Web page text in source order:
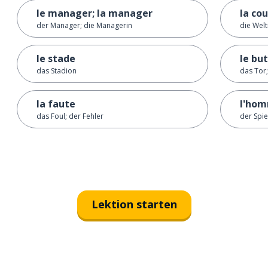
le manager; la manager
der Manager; die Managerin
le stade
das Stadion
la faute
das Foul; der Fehler
la
die
le but
das
der
Lektion starten